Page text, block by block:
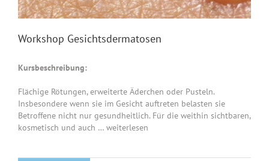
Workshop Gesichtsdermatosen
Kursbeschreibung:
Flächige Rötungen, erweiterte Äderchen oder Pusteln.
Insbesondere wenn sie im Gesicht auftreten belasten sie
Betroffene nicht nur gesundheitlich. Für die weithin sichtbaren,
kosmetisch und auch … weiterlesen